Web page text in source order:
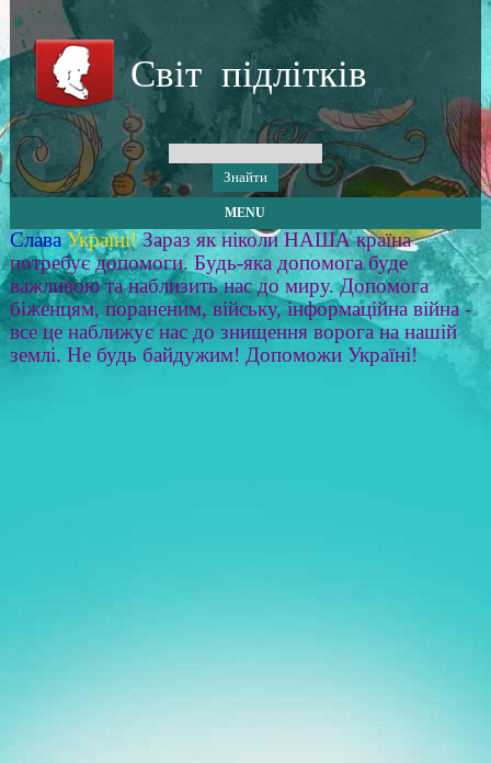
Світ підлітків
MENU
Слава Україні! Зараз як ніколи НАША країна
потребує допомоги. Будь-яка допомога буде
важливою та наблизить нас до миру. Допомога
біженцям, пораненим, війську, інформаційна війна -
все це наближує нас до знищення ворога на нашій
землі. Не будь байдужим! Допоможи Україні!